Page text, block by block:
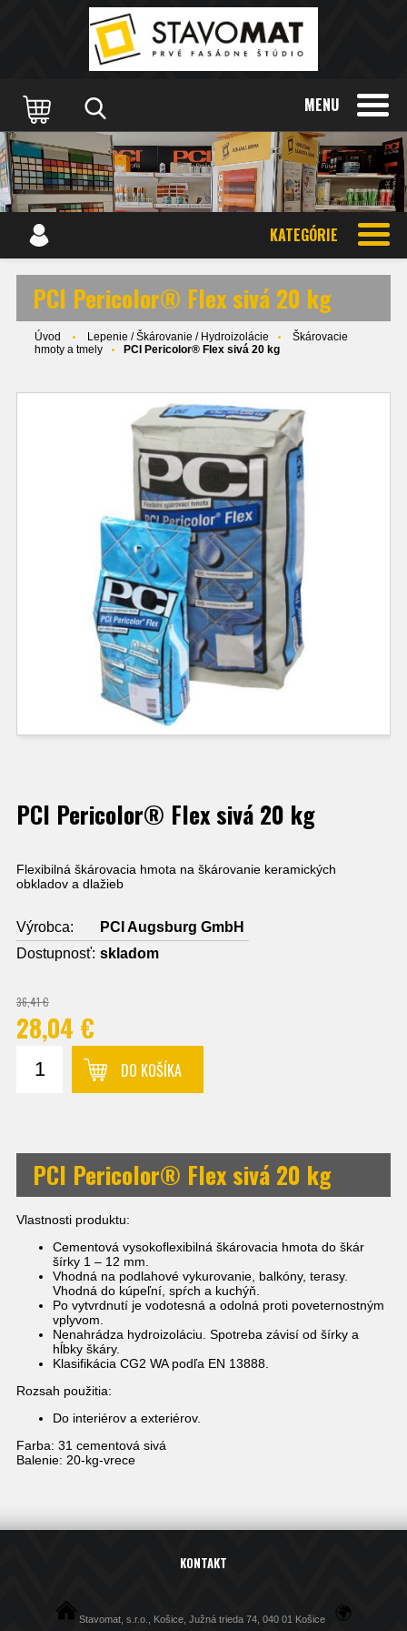
MENU
KATEGÓRIE
PCI Pericolor® Flex sivá 20 kg
Úvod Lepenie / Škárovanie / Hydroizolácie
Škárovacie
hmoty a tmely
PCI Pericolor® Flex sivá 20 kg
PCI Pericolor® Flex sivá 20 kg
Flexibilná škárovacia hmota na škárovanie keramických
obkladov a dlažieb
Výrobca:
PCI Augsburg GmbH
Dostupnosť: skladom
36,41 €
28,04 €
DO KOŠÍKA
PCI Pericolor® Flex sivá 20 kg
Vlastnosti produktu:
Cementová vysokoflexibilná škárovacia hmota do škár
šírky 1 – 12 mm.
Vhodná na podlahové vykurovanie, balkóny, terasy.
Vhodná do kúpeľní, spŕch a kuchýň.
Po vytvrdnutí je vodotesná a odolná proti poveternostným
vplyvom.
Nenahrádza hydroizoláciu. Spotreba závisí od šírky a
hĺbky škáry.
Klasifikácia CG2 WA podľa EN 13888.
Rozsah použitia:
Do interiérov a exteriérov.
Farba: 31 cementová sivá
Balenie: 20-kg-vrece
KONTAKT
Stavomat, s.r.o., Košice, Južná trieda 74, 040 01 Košice